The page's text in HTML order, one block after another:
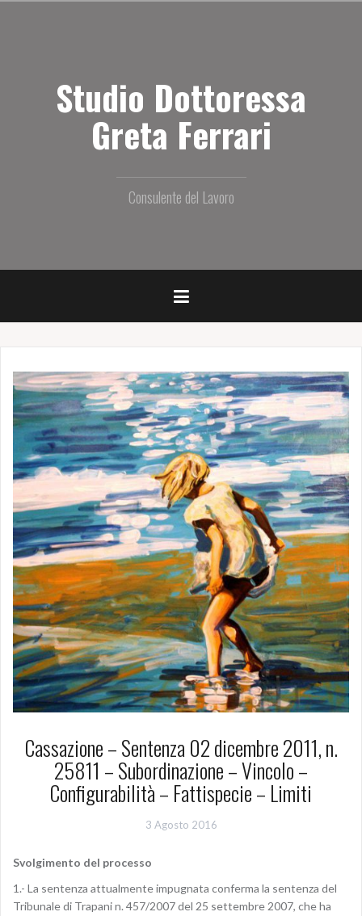
Studio Dottoressa
Greta Ferrari
Consulente del Lavoro
Cassazione – Sentenza 02 dicembre 2011, n.
25811 – Subordinazione – Vincolo –
Configurabilità – Fattispecie – Limiti
3 Agosto 2016
Svolgimento del processo
1.- La sentenza attualmente impugnata conferma la sentenza del
Tribunale di Trapani n. 457/2007 del 25 settembre 2007, che ha